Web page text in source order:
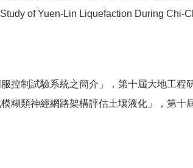
of Yuen-Lin Liquefaction During Chi-
控制試驗系統之簡介」，第十屆大地工程
糊類神經網路架構評估土壤液化」，第十